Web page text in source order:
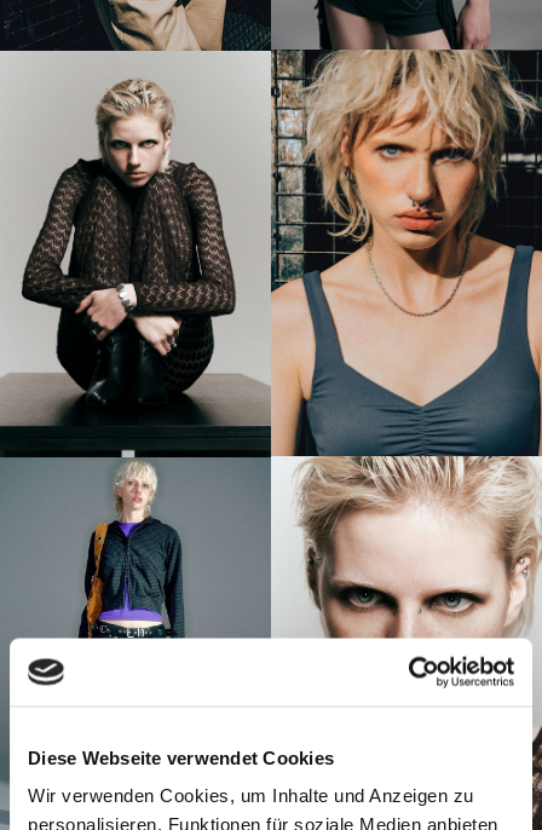
Diese Webseite verwendet Cookies
Wir verwenden Cookies, um Inhalte und Anzeigen zu
personalisieren, Funktionen für soziale Medien anbieten